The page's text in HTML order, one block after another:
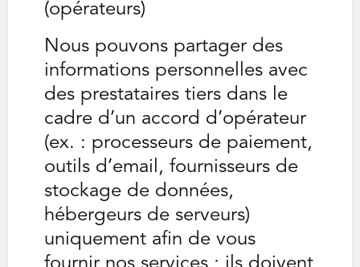
(opérateurs)
Nous pouvons partager des
informations personnelles avec
des prestataires tiers dans le
cadre d’un accord d’opérateur
(ex. : processeurs de paiement,
outils d’email, fournisseurs de
stockage de données,
hébergeurs de serveurs)
uniquement afin de vous